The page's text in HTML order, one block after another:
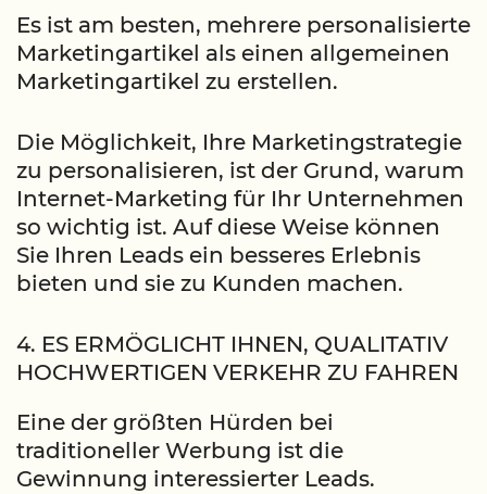
Es ist am besten, mehrere personalisierte
Marketingartikel als einen allgemeinen
Marketingartikel zu erstellen.
Die Möglichkeit, Ihre Marketingstrategie
zu personalisieren, ist der Grund, warum
Internet-Marketing für Ihr Unternehmen
so wichtig ist. Auf diese Weise können
Sie Ihren Leads ein besseres Erlebnis
bieten und sie zu Kunden machen.
4. ES ERMÖGLICHT IHNEN, QUALITATIV
HOCHWERTIGEN VERKEHR ZU FAHREN
Eine der größten Hürden bei
traditioneller Werbung ist die
Gewinnung interessierter Leads.